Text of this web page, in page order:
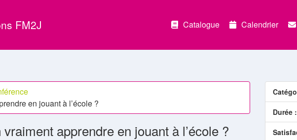
FM2J Catalogue Calendrier
en jouant à l’école ?
apprendre en jouant à l’école ?
Durée :